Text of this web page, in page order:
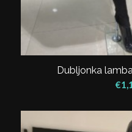
Dubljonka
€